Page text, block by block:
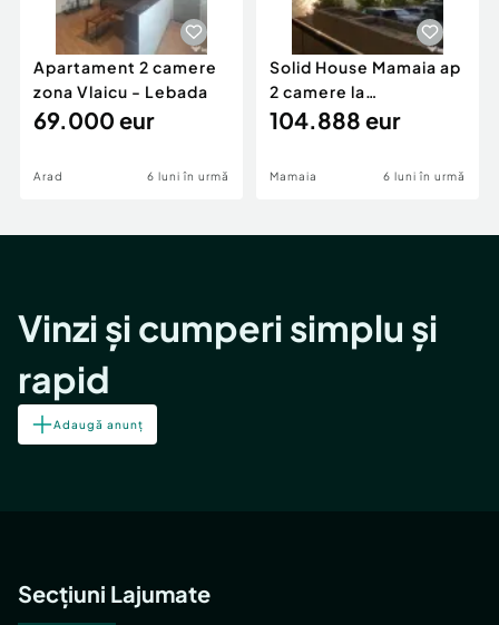
Apartament 2 camere
zona Vlaicu - Lebada
69.000 eur
Arad 6 luni în urmă
Solid House Mamaia ap
2 camere la
cheie,langa Mega
104.888 eur
Mamaia 6 luni în urmă
Vinzi și cumperi simplu și
rapid
Adaugă anunț
Secțiuni Lajumate